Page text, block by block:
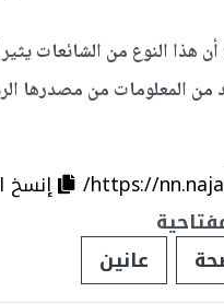
أن هذا النوع من الشائعات
من المعلومات من مصدرها
https://
إنسخ
عانين